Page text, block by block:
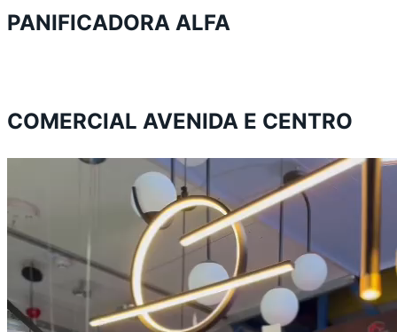
PANIFICADORA ALFA
COMERCIAL AVENIDA E CENTRO